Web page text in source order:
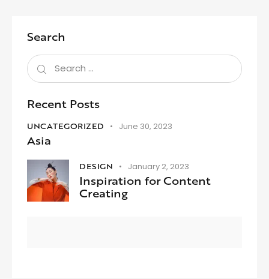
Search
Recent Posts
UNCATEGORIZED June 30, 2023
Asia
DESIGN January 2, 2023
Inspiration for Content
Creating